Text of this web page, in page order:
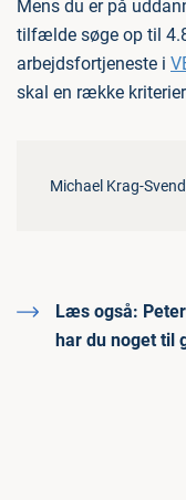
Mens du er på
tilfælde søge op til
arbejdsfortjeneste i
skal en række
Michael Krag-
Læs også:
har du noget til